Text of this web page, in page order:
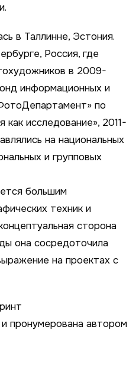
в Таллинне, Эстония.
Россия, где
в 2009-
информационных и
по
исследование», 2011-
на национальных
и групповых
большим
техник и
сторона
она сосредоточила
на проектах с
пронумерована автором